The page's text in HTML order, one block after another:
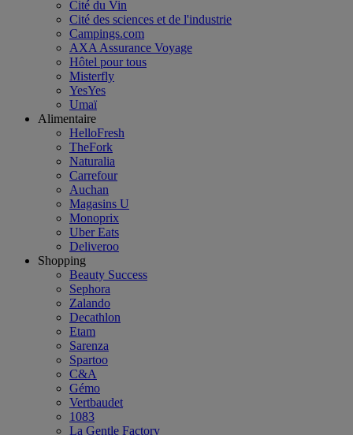
Cité du Vin
Cité des sciences et de l'industrie
Campings.com
AXA Assurance Voyage
Hôtel pour tous
Misterfly
YesYes
Umaï
Alimentaire
HelloFresh
TheFork
Naturalia
Carrefour
Auchan
Magasins U
Monoprix
Uber Eats
Deliveroo
Shopping
Beauty Success
Sephora
Zalando
Decathlon
Etam
Sarenza
Spartoo
C&A
Gémo
Vertbaudet
1083
La Gentle Factory